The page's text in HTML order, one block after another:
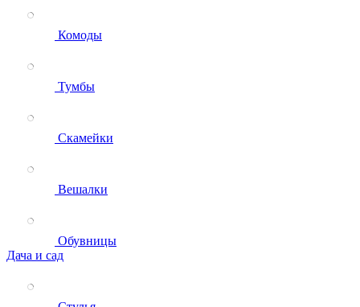
Комоды
Тумбы
Скамейки
Вешалки
Обувницы
Дача и сад